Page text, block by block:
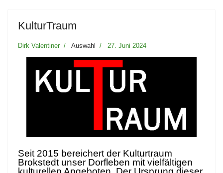
KulturTraum
Dirk Valentiner Auswahl 27. Juni 2024
Seit 2015 bereichert der Kulturtraum
Brokstedt unser Dorfleben mit vielfältigen